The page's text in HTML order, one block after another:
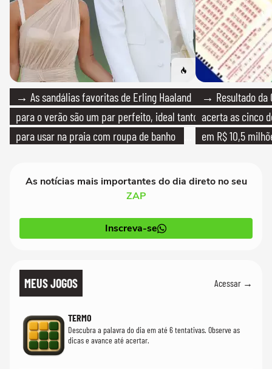
→ As sandálias favoritas de Erling Haaland
para o verão são um par perfeito, ideal tanto
para usar na praia com roupa de banho
→ Resultado da
acerta as cinco
em R$ 10,5
As notícias mais importantes do dia direto no seu
ZAP
Inscreva-se
MEUS JOGOS Acessar →
TERMO
Descubra a palavra do dia em até 6 tentativas. Observe as
dicas e avance até acertar.